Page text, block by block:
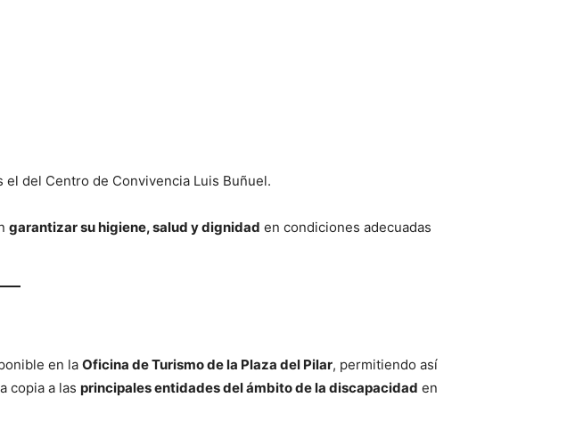
del Centro de Convivencia Luis Buñuel.
garantizar su higiene, salud y dignidad en condiciones adecuadas
en la Oficina de Turismo de la Plaza del Pilar, permitiendo así
copia a las principales entidades del ámbito de la discapacidad en